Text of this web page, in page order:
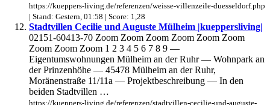
https://kueppers-living.de/referenzen/weisse-villenzeile-duesseldorf.php
| Stand: Gestern, 01:58 | Score: 1,28
Stadtvillen Cecilie und Auguste Mülheim |kueppersliving|
02151-60413-70 Zoom Zoom Zoom Zoom Zoom Zoom
Zoom Zoom Zoom 1 2 3 4 5 6 7 8 9 —
Eigentumswohnungen Mülheim an der Ruhr — Wohnpark an
der Prinzenhöhe — 45478 Mülheim an der Ruhr,
Moränenstraße 11/11a — Projektbeschreibung — In den
beiden Stadtvillen …
https://kueppers-living.de/referenzen/stadtvillen-cecilie-und-auguste-